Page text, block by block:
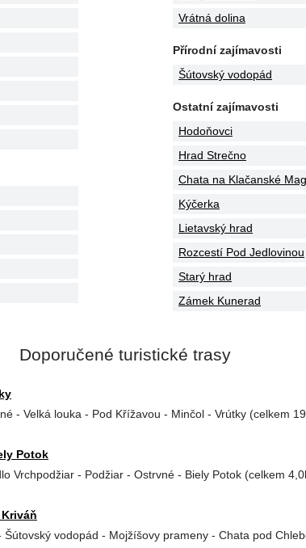
Vrátná dolina
Přírodní zajímavosti
Šútovský vodopád
Ostatní zajímavosti
Hodoňovci
Hrad Strečno
Chata na Klačanské
Kýčerka
Lietavský hrad
Rozcestí Pod Jedlovinou
Starý hrad
Zámek Kunerad
Doporučené turistické trasy
- Velká louka - Pod Křížavou - Minčol - Vrútky (celkem
Potok
Vrchpodžiar - Podžiar - Ostrvné - Biely Potok (celkem
Šútovský vodopád - Mojžíšovy prameny - Chata pod